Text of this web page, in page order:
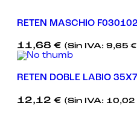
RETEN MASCHIO
11,68 € (Sin IVA: 9,65 €
RETEN DOBLE LABIO
12,12 € (Sin IVA: 10,02
ofertas
personalizados.